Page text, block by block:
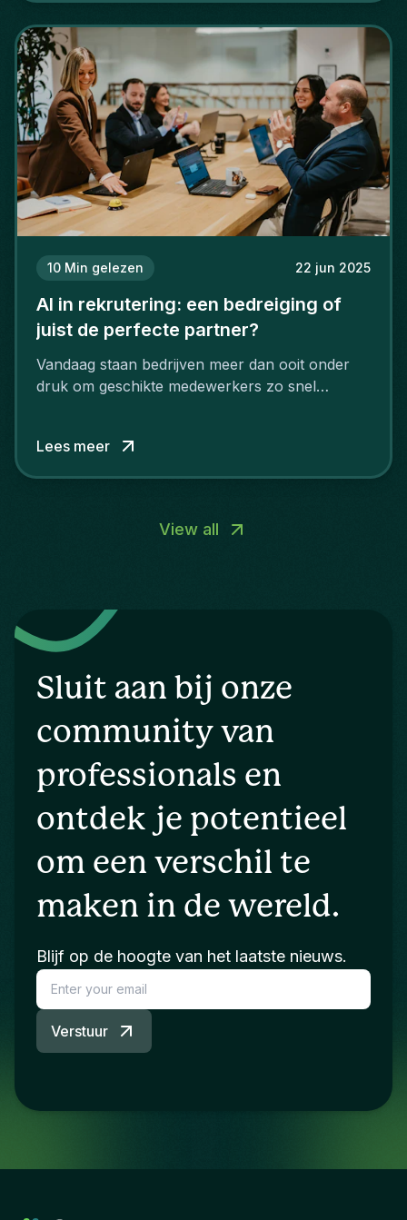
10 Min gelezen 22 jun 2025
AI in rekrutering: een bedreiging of
juist de perfecte partner?
Vandaag staan bedrijven meer dan ooit onder
druk om geschikte medewerkers zo snel
digital marketing een steeds groter tekort aan
talent, wat hen ertoe aanzet om AI in het
Lees meer
View all
Sluit aan bij onze
community van
professionals en
ontdek je potentieel
om een verschil te
maken in de wereld.
Blijf op de hoogte van het laatste nieuws.
Verstuur